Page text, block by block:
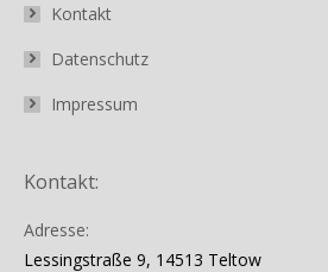
Kontakt
Datenschutz
Impressum
Kontakt:
Adresse:
Lessingstraße 9, 14513 Teltow